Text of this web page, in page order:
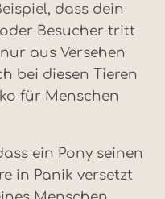
dass dein
Besucher tritt
aus Versehen
bei diesen Tieren
für Menschen
ein Pony seinen
in Panik versetzt